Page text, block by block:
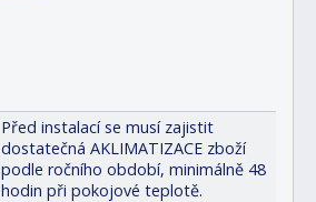
Před instalací se musí zajistit
dostatečná AKLIMATIZACE zboží
podle ročního období, minimálně 48
hodin při pokojové teplotě.